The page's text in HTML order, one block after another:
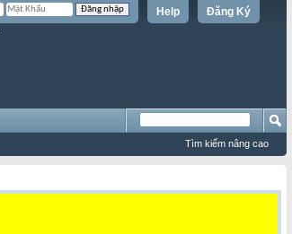
Đăng Ký
Help
Tìm kiếm nâng cao